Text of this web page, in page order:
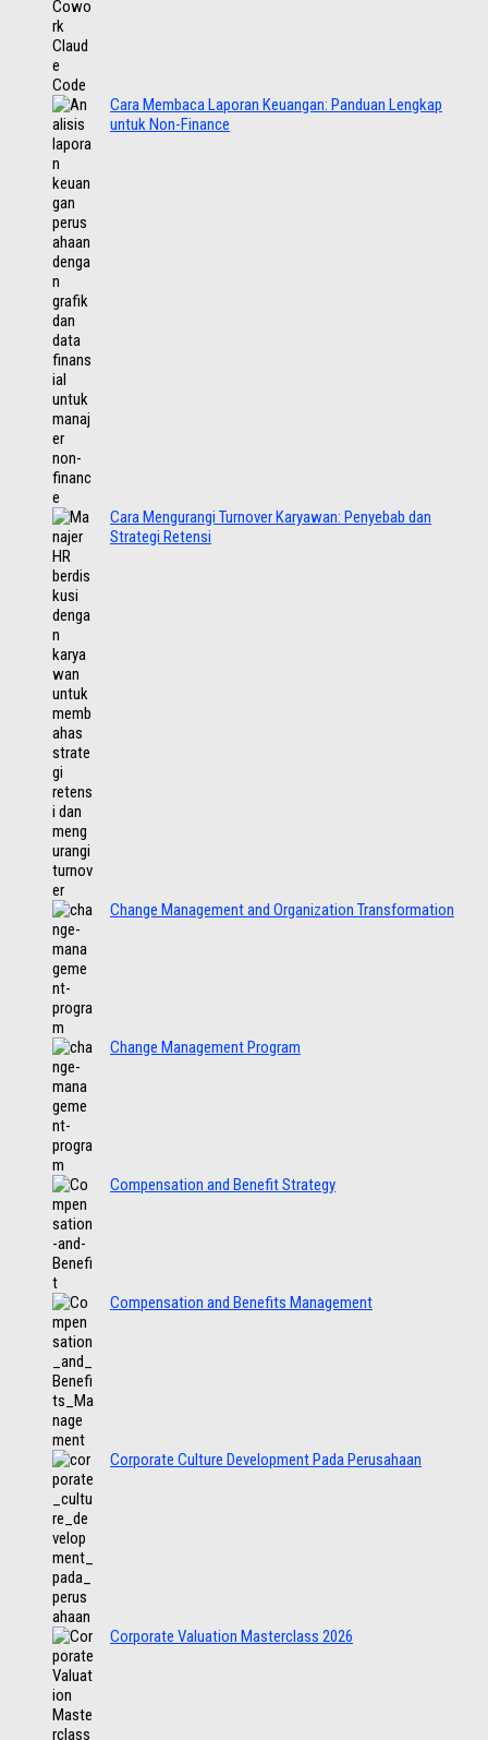
Cara Membaca Laporan Keuangan: Panduan Lengkap
untuk Non-Finance
Cara Mengurangi Turnover Karyawan: Penyebab dan
Strategi Retensi
Change Management and Organization Transformation
Change Management Program
Compensation and Benefit Strategy
Compensation and Benefits Management
Corporate Culture Development Pada Perusahaan
Corporate Valuation Masterclass 2026